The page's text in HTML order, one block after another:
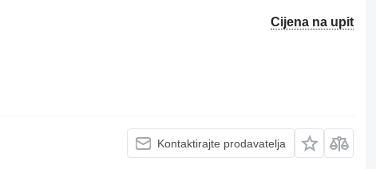
Cijena na upit
Kontaktirajte prodavatelja